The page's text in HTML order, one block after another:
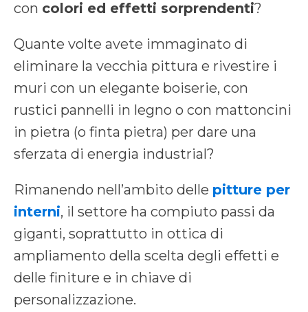
con colori ed effetti sorprendenti?
Quante volte avete immaginato di
eliminare la vecchia pittura e rivestire i
muri con un elegante boiserie, con
rustici pannelli in legno o con mattoncini
in pietra (o finta pietra) per dare una
sferzata di energia industrial?
Rimanendo nell’ambito delle pitture per
interni, il settore ha compiuto passi da
giganti, soprattutto in ottica di
ampliamento della scelta degli effetti e
delle finiture e in chiave di
personalizzazione.